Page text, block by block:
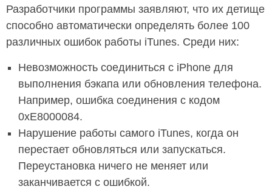
Разработчики программы заявляют, что их детище
способно автоматически определять более 100
различных ошибок работы iTunes. Среди них:
Невозможность соединиться с iPhone для
выполнения бэкапа или обновления телефона.
Например, ошибка соединения с кодом
0xE8000084.
Нарушение работы самого iTunes, когда он
перестает обновляться или запускаться.
Переустановка ничего не меняет или
заканчивается с ошибкой.